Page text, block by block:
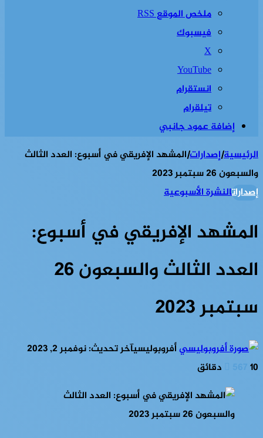
ملخص الموقع RSS
فيسبوك
‫X
‫YouTube
انستقرام
تيلقرام
إضافة عمود جانبي
الرئيسية|إصدارات|المشهد الإفريقي في أسبوع: العدد الثالث
والسبعون 26 سبتمبر 2023
إصداراتالنشرة الأسبوعية
المشهد الإفريقي في أسبوع:
العدد الثالث والسبعون 26
سبتمبر 2023
أفروبوليسيآخر تحديث: نوفمبر 2, 2023
10 دقائق